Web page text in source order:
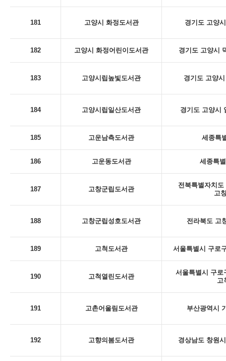
181 고양시 화정도서관 경기도 고양
182 고양시 화정어린이도서관 경기도 고양시
183 고양시립높빛도서관 경기도 고양
184 고양시립일산도서관 경기도 고양시
185 고운남측도서관 세종특
186 고운동도서관 세종특
187 고창군립도서관
전북특별자치
고
188 고창군립성호도서관 전라북도 고
189 고척도서관 서울특별시 구로
190 고척열린도서관
서울특별시 구로
고
191 고촌어울림도서관 부산광역시
192 고향의봄도서관 경상남도 창원